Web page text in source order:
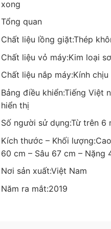
xong
Tổng quan
Chất liệu lồng giặt:Thép
Chất liệu vỏ máy:Kim loại
Chất liệu nắp máy:Kính chịu
Bảng điều khiển:Tiếng Việt
hiển thị
Số người sử dụng:Từ trên 6
Kích thước – Khối lượng:
60 cm – Sâu 67 cm – Nặng
Nơi sản xuất:Việt Nam
Năm ra mắt:2019